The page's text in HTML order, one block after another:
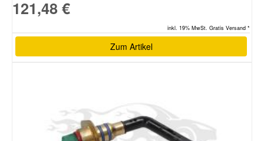
121,48 €
inkl. 19% MwSt. Gratis Versand *
Zum Artikel